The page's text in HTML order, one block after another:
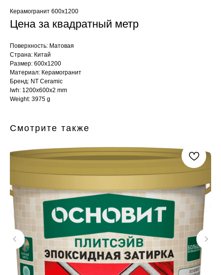
Керамогранит 600x1200
Цена за квадратный метр
Поверхность: Матовая
Страна: Китай
Размер: 600x1200
Материал: Керамогранит
Бренд: NT Ceramic
lwh: 1200x600x2 mm
Weight: 3975 g
Смотрите также